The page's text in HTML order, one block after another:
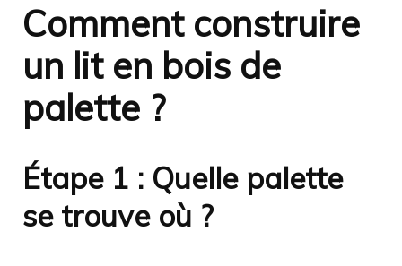
Comment construire
un lit en bois de
palette ?
Étape 1 : Quelle palette
se trouve où ?